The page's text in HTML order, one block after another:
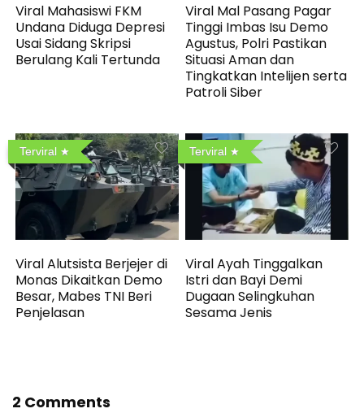
Viral Mahasiswi FKM
Undana Diduga Depresi
Usai Sidang Skripsi
Berulang Kali Tertunda
Viral Mal Pasang Pagar
Tinggi Imbas Isu Demo
Agustus, Polri Pastikan
Situasi Aman dan
Tingkatkan Intelijen serta
Patroli Siber
Terviral
Viral Alutsista Berjejer di
Monas Dikaitkan Demo
Besar, Mabes TNI Beri
Penjelasan
Terviral
Viral Ayah Tinggalkan
Istri dan Bayi Demi
Dugaan Selingkuhan
Sesama Jenis
2 Comments